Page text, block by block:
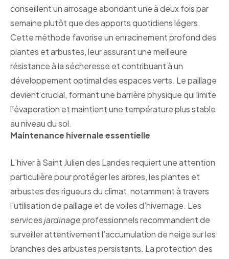
conseillent un arrosage abondant une à deux fois par
semaine plutôt que des apports quotidiens légers.
Cette méthode favorise un enracinement profond des
plantes et arbustes, leur assurant une meilleure
résistance à la sécheresse et contribuant à un
développement optimal des espaces verts. Le paillage
devient crucial, formant une barrière physique qui limite
l’évaporation et maintient une température plus stable
au niveau du sol.
Maintenance hivernale essentielle
L’hiver à Saint Julien des Landes requiert une attention
particulière pour protéger les arbres, les plantes et
arbustes des rigueurs du climat, notamment à travers
l’utilisation de paillage et de voiles d’hivernage. Les
services jardinageprofessionnels recommandent de
surveiller attentivement l’accumulation de neige sur les
branches des arbustes persistants. La protection des